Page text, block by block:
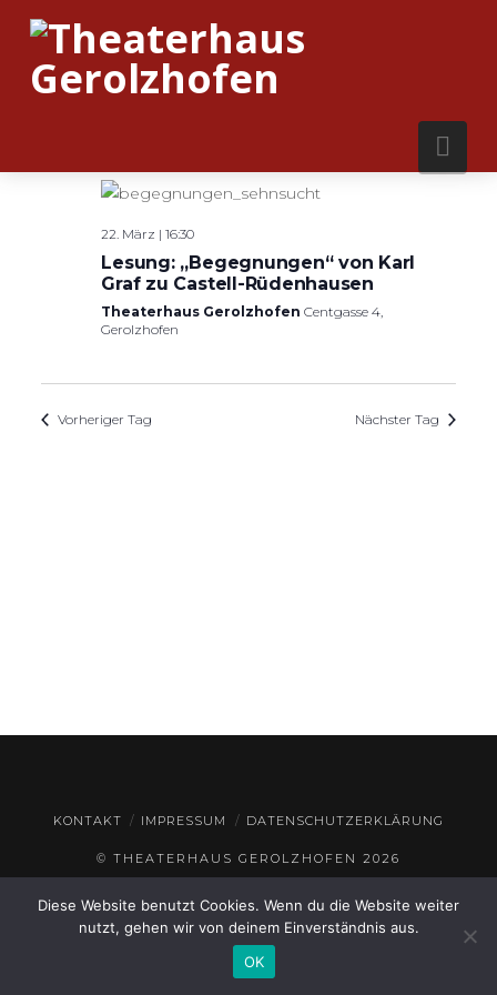
22. März | 16:30
Lesung: „Begegnungen“ von Karl
Graf zu Castell-Rüdenhausen
Theaterhaus GerolzhofenCentgasse 4,
Gerolzhofen
Vorheriger Tag Nächster Tag
KONTAKT IMPRESSUM DATENSCHUTZERKLÄRUNG
© THEATERHAUS GEROLZHOFEN 2026
Diese Website benutzt Cookies. Wenn du die Website weiter
nutzt, gehen wir von deinem Einverständnis aus.
OK